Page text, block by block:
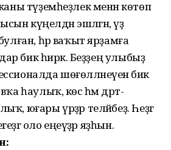
түҙемһеҙлек менән көтөп
күңелдән эшләгән, үҙ
һәр ваҡыт ярҙамға
бик һирәк. Беҙҙең улыбыҙ
шөғөлләнеүенә бик
һаулыҡ, көс һәм дәрт-
юғары үрҙәр теләйбеҙ. Һеҙгә
оло еңеүҙәр яҙһын.